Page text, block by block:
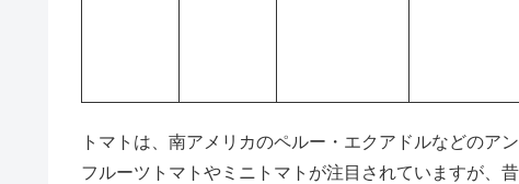
トマトは、南アメリカのペルー・エクアドルなどのア
フルーツトマトやミニトマトが注目されていますが、